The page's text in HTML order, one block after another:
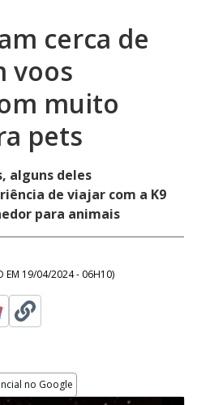
cerca de
voos
muito
pets
alguns deles
de viajar com a K9
para animais
EM 19/04/2024 - 06H10)
no Google